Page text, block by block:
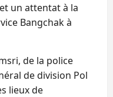
un attentat à la
Bangchak à
de la police
de division Pol
lieux de